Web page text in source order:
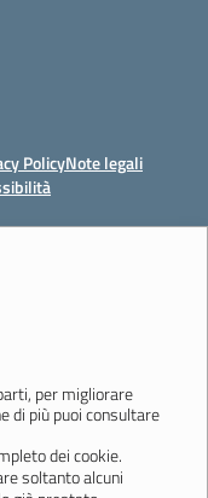
per migliorare
di più puoi consultare
dei cookie.
soltanto alcuni
PolicyNote legali
Artigianale "Cattaneo -
ore 10:08